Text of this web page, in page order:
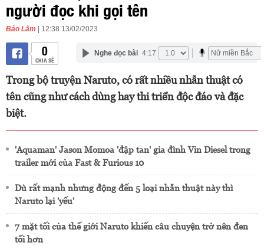
người đọc khi gọi tên
Bảo Lâm | 12:38 13/02/2023
0
CHIA SẺ
Nghe đọc bài 4:17
Trong bộ truyện Naruto, có rất nhiều nhẫn thuật có
tên cũng như cách dùng hay thi triển độc đáo và đặc
biệt.
'Aquaman' Jason Momoa 'đập tan' gia đình Vin Diesel trong
trailer mới của Fast & Furious 10
Dù rất mạnh nhưng động đến 5 loại nhẫn thuật này thì
Naruto lại 'yếu'
7 mặt tối của thế giới Naruto khiến câu chuyện trở nên đen
tối hơn